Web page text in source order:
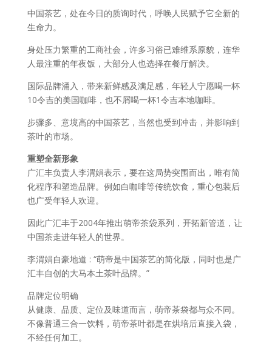
中国茶艺，处在今日的质询时代，呼唤人民赋予它全新的
生命力。
身处压力繁重的工商社会，许多习俗已难维系原貌，连华
人最注重的年夜饭，大部分人也选择在餐厅解决。
国际品牌涌入，带来新鲜感及满足感，年轻人宁愿喝一杯
10令吉的美国咖啡，也不屑喝一杯1令吉本地咖啡。
步骤多、意境高的中国茶艺，当然也受到冲击，并影响到
茶叶的市场。
重塑全新形象
广汇丰负责人李渭娟表示，要在这局势突围而出，唯有简
化程序和塑造品牌。例如白咖啡等传统饮食，重心包装后
也广受年轻人欢迎。
因此广汇丰于2004年推出萌帝茶袋系列，开拓新管道，让
中国茶走进年轻人的世界。
李渭娟自豪地道 : “萌帝是中国茶艺的简化版，同时也是广
汇丰自创的大马本土茶叶品牌。”
品牌定位明确
从健康、品质、定位及味道而言，萌帝茶袋都与众不同。
不像普通三合一饮料，萌帝茶叶都是在烘培后直接入袋，
不经任何加工。